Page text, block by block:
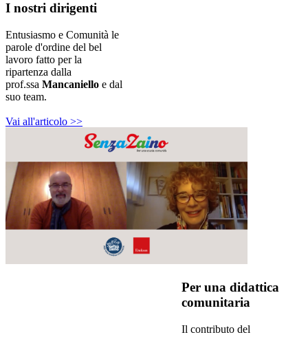
I nostri dirigenti
Entusiasmo e Comunità le
parole d'ordine del bel
lavoro fatto per la
ripartenza dalla
prof.ssa Mancaniello e dal
suo team.
Vai all'articolo >>
Per una didattica
comunitaria
Il contributo del